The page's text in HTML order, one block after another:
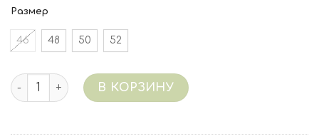
Размер
46 48 50 52
Количество 3574/076 (бордо) Костюм интерлок
В КОРЗИНУ